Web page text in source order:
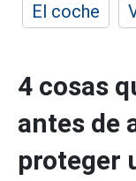
El coche
4 cosas
antes de
proteger